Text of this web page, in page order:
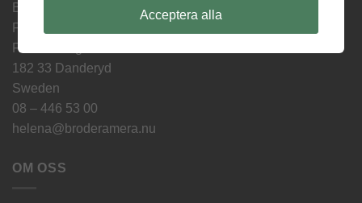
Brodera Mera Helena Ericsson
Finnvid Innovation AB
Finnvidsvägen 5
182 33 Danderyd
Sweden
08 – 446 53 00
helena@broderamera.nu
OM OSS
Acceptera alla